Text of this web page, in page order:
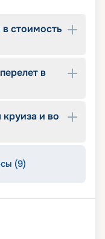
стоимость
в
и во
(9)